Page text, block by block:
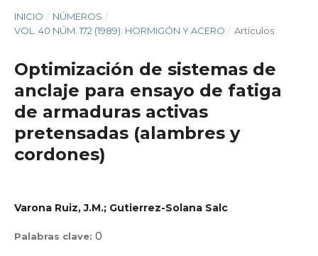
INICIO / NÚMEROS /
VOL. 40 NÚM. 172 (1989): HORMIGÓN Y ACERO / Artículos
Optimización de sistemas de
anclaje para ensayo de fatiga
de armaduras activas
pretensadas (alambres y
cordones)
Varona Ruiz, J.M.; Gutierrez-Solana Salc
Palabras clave: 0